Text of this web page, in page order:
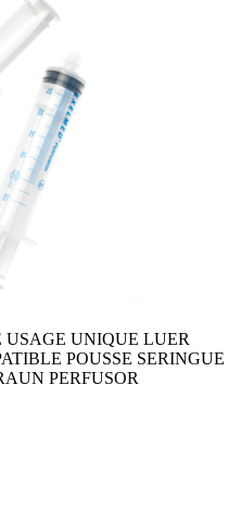
USAGE UNIQUE LUER
POUSSE SERINGUE
PERFUSOR